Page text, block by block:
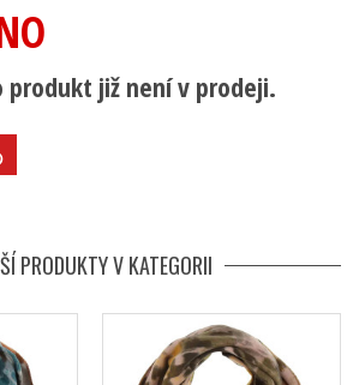
již není v prodeji.
PRODUKTY V KATEGORII